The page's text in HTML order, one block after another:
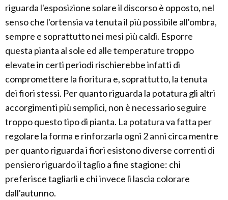
riguarda l'esposizione solare il discorso è opposto, nel
senso che l'ortensia va tenuta il più possibile all'ombra,
sempre e soprattutto nei mesi più caldi. Esporre
questa pianta al sole ed alle temperature troppo
elevate in certi periodi rischierebbe infatti di
compromettere la fioritura e, soprattutto, la tenuta
dei fiori stessi. Per quanto riguarda la potatura gli altri
accorgimenti più semplici, non è necessario seguire
troppo questo tipo di pianta. La potatura va fatta per
regolare la forma e rinforzarla ogni 2 anni circa mentre
per quanto riguarda i fiori esistono diverse correnti di
pensiero riguardo il taglio a fine stagione: chi
preferisce tagliarli e chi invece li lascia colorare
dall'autunno.